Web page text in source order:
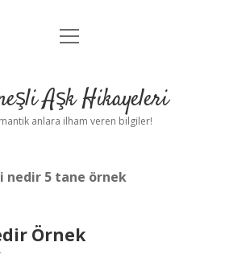
Anasayfa
Yasal Uyarı
menüyü
Aşk Hikayeleri
anlara ilham veren bilgiler!
nedir 5 tane örnek
Örnek